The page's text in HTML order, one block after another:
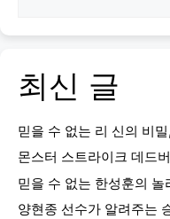
최신 글
믿을 수 없는 리 신의 비
몬스터 스트라이크 데드
믿을 수 없는 한성훈의 놀
양현종 선수가 알려주는